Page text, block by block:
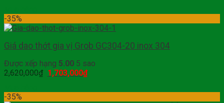
-35%
Giá dao thớt gia vị Grob GC304-20 inox 304
Được xếp hạng 5.00 5 sao
2,620,000₫ 1,703,000₫
-35%